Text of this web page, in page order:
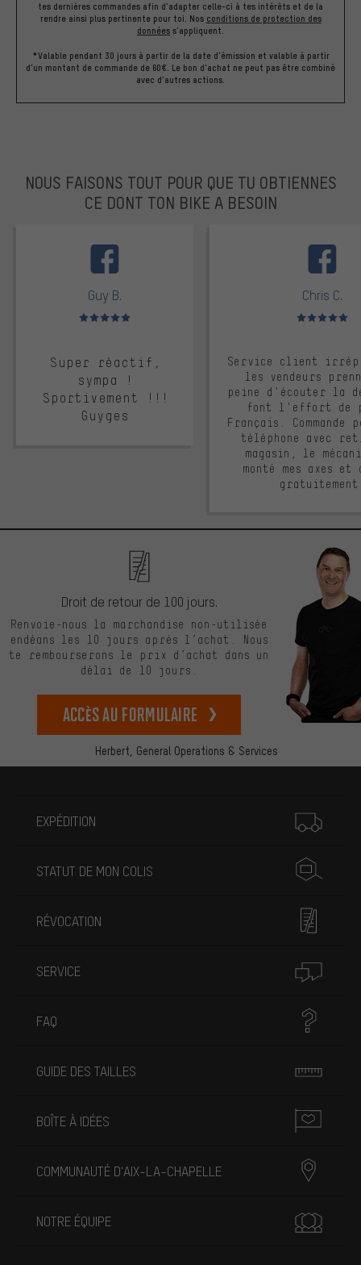
tes dernières commandes afin d'adapter celle-ci à tes intérêts et de la
rendre ainsi plus pertinente pour toi. Nos conditions de protection des
données s'appliquent.
*Valable pendant 30 jours à partir de la date d'émission et valable à partir
d'un montant de commande de 60€. Le bon d'achat ne peut pas être combiné
avec d'autres actions.
NOUS FAISONS TOUT POUR QUE TU OBTIENNES
CE DONT TON BIKE A BESOIN
Guy B.
Note moyenne : 5 sur 5
Super réactif,
sympa !
Sportivement !!!
Guyges
Chris C.
Note moyenne :
Service client
les vendeurs
peine d'écouter la
font l'effort de
Français. Commande
téléphone avec
magasin, le
monté mes axes et
Herbert, General Operations & Services
Droit de retour de 100 jours.
Renvoie-nous la marchandise non-utilisée
endéans les 10 jours après l’achat. Nous
te rembourserons le prix d’achat dans un
délai de 10 jours.
Accès au formulaire
EXPÉDITION
STATUT DE MON COLIS
RÉVOCATION
SERVICE
FAQ
GUIDE DES TAILLES
BOÎTE À IDÉES
COMMUNAUTÉ D'AIX-LA-CHAPELLE
NOTRE ÉQUIPE